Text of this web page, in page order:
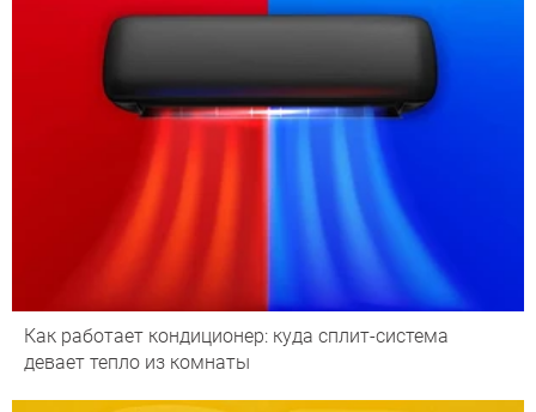
Как работает кондиционер: куда сплит-система
девает тепло из комнаты